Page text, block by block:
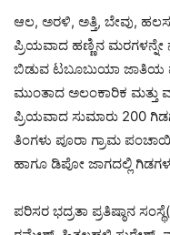
ಆಲ, ಅರಳಿ, ಅತ್ತಿ, ಬೇವು,
ಪ್ರಿಯವಾದ ಹಣ್ಣಿನ ಮರಗಳನ್ನೇ
ಬಿಡುವ ಟಬೂಬುಯಾ ಜಾತಿಯ
ಮುಂತಾದ ಅಲಂಕಾರಿಕ ಮತ್ತು
ಪ್ರಿಯವಾದ ಸುಮಾರು 200
ತಿಂಗಳು ಪೂರಾ ಗ್ರಾಮ
ಹಾಗೂ ಡಿಪೋ ಜಾಗದಲ್ಲಿ
ಪರಿಸರ ಭದ್ರತಾ ಪ್ರತಿಷ್ಠಾನ